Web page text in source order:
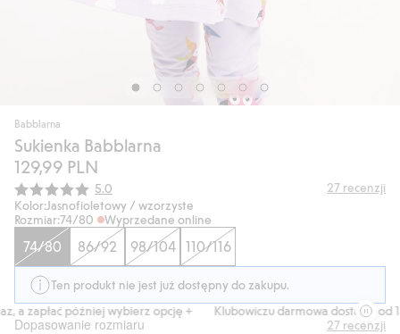
Babblarna
Sukienka Babblarna
129,99 PLN
Średnia ocena:
5.0 27 recenzji
Kolor:Jasnofioletowy / wzorzyste
Rozmiar:74/80 Wyprzedane online
74/80 86/92 98/104 110/116
Ten produkt nie jest już dostępny do zakupu.
a zapłać później wybierz opcję +
Klubowiczu darmowa dostawa od
Dopasowanie rozmiaru 27 recenzji